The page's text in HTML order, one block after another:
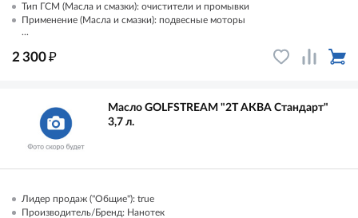
Тип ГСМ (Масла и смазки): очистители и промывки
Применение (Масла и смазки): подвесные моторы
...
2 300₽
Масло GOLFSTREAM "2Т АКВА Стандарт"
3,7 л.
Лидер продаж ("Общие"): true
Производитель/Бренд: Нанотек